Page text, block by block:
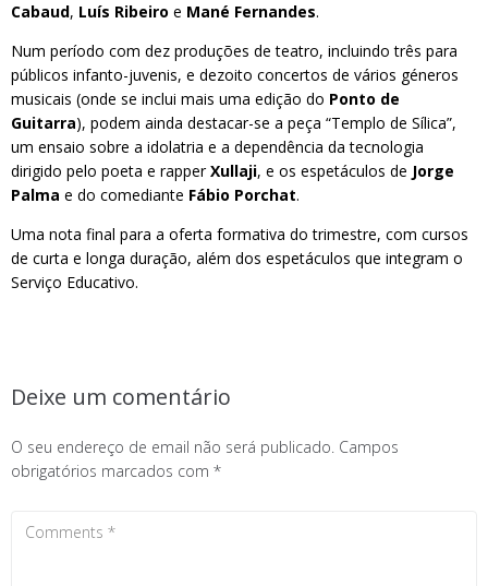
Cabaud, Luís Ribeiro e Mané Fernandes.
Num período com dez produções de teatro, incluindo três para
públicos infanto-juvenis, e dezoito concertos de vários géneros
musicais (onde se inclui mais uma edição do Ponto de
Guitarra), podem ainda destacar-se a peça “Templo de Sílica”,
um ensaio sobre a idolatria e a dependência da tecnologia
dirigido pelo poeta e rapperXullaji, e os espetáculos de Jorge
Palma e do comediante Fábio Porchat.
Uma nota final para a oferta formativa do trimestre, com cursos
de curta e longa duração, além dos espetáculos que integram o
Serviço Educativo.
Deixe um comentário
O seu endereço de email não será publicado. Campos
obrigatórios marcados com *